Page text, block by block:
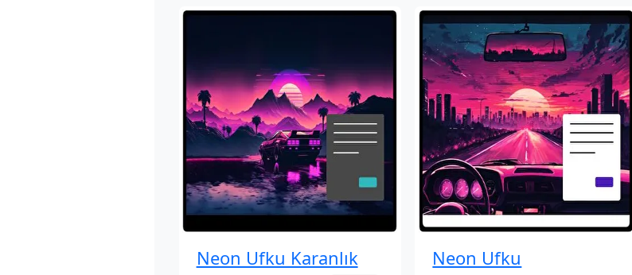
Neon Ufku Karanlık Neon Ufku